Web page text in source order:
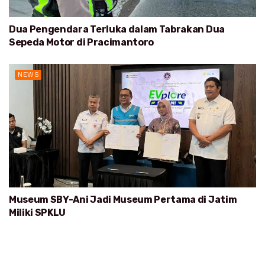
Dua Pengendara Terluka dalam Tabrakan Dua
Sepeda Motor di Pracimantoro
NEWS
Museum SBY-Ani Jadi Museum Pertama di Jatim
Miliki SPKLU